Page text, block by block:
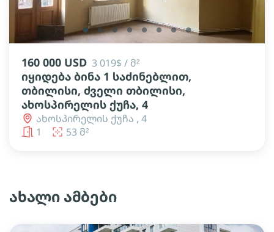
lens lens lens lens lens lens lens lens
160 000 USD 3 019$ / მ²
იყიდება ბინა 1 საძინებლით,
თბილისი, ძველი თბილისი,
ახოსპირელის ქუჩა, 4
ახოსპირელის ქუჩა , 4
1
53 მ²
ახალი ამბები